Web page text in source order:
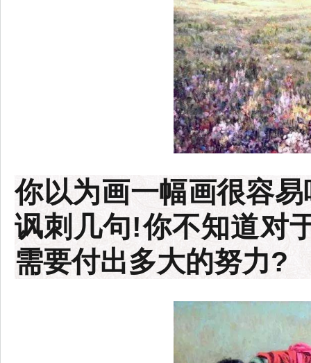
你以为画一幅画很容
讽刺几句!你不知道对
需要付出多大的努力?